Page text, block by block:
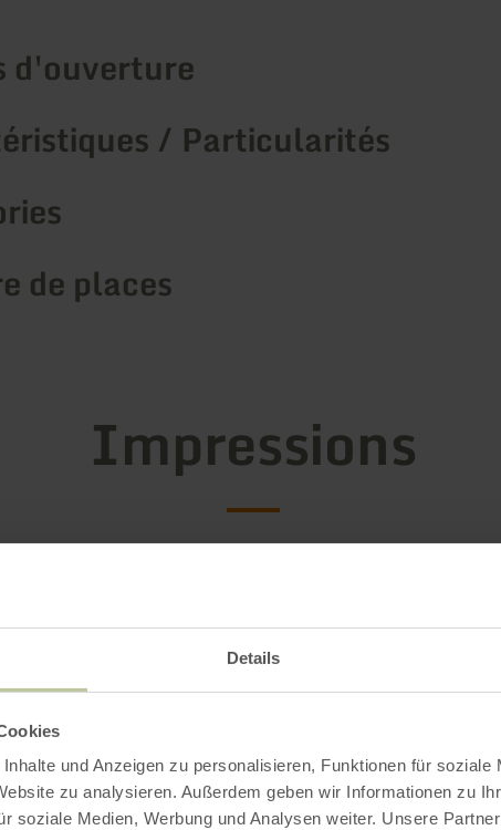
Details
und Anzeigen zu personalisieren, Funktionen für soziale
zu analysieren. Außerdem geben wir Informationen zu
soziale Medien, Werbung und Analysen weiter. Unsere
d'ouverture
/ Particularités
de places
Impressions